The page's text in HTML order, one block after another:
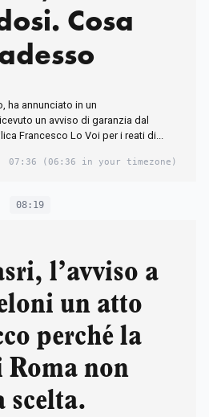
Cosa
ha annunciato in un
un avviso di garanzia dal
Francesco Lo Voi per i reati di...
07:36 (06:36 in your timezone)
08:19
l’avviso a
un atto
perché la
non
scelta.